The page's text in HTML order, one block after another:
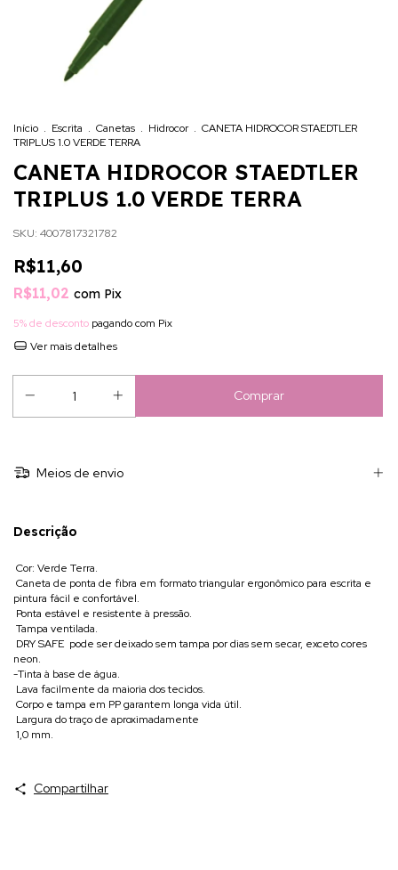
Início . Escrita . Canetas . Hidrocor . CANETA HIDROCOR STAEDTLER
TRIPLUS 1.0 VERDE TERRA
CANETA HIDROCOR STAEDTLER
TRIPLUS 1.0 VERDE TERRA
SKU: 4007817321782
R$11,60
R$11,02 com Pix
5% de desconto pagando com Pix
Ver mais detalhes
Meios de envio
Descrição
 Cor: Verde Terra.
 Caneta de ponta de fibra em formato triangular ergonômico para escrita e
pintura fácil e confortável.
 Ponta estável e resistente à pressão.
 Tampa ventilada.
 DRY SAFE  pode ser deixado sem tampa por dias sem secar, exceto cores
neon.
-Tinta à base de água.
 Lava facilmente da maioria dos tecidos.
 Corpo e tampa em PP garantem longa vida útil.
 Largura do traço de aproximadamente
 1,0 mm.
Compartilhar